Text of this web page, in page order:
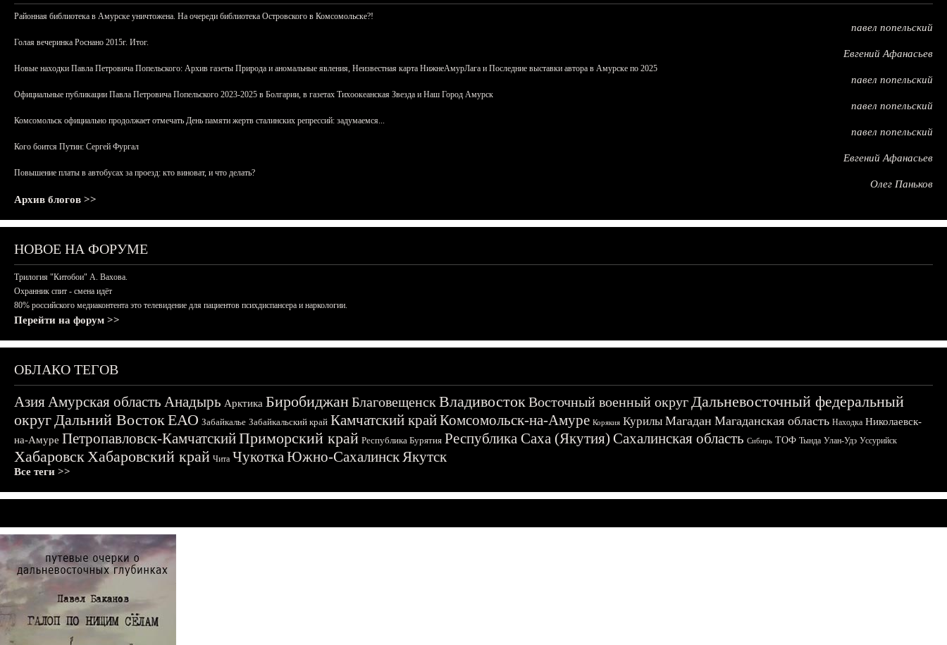
Районная библиотека в Амурске уничтожена. На очереди библиотека Островского в Комсомольске?!
павел попельский
Голая вечеринка Роснано 2015г. Итог.
Евгений Афанасьев
Новые находки Павла Петровича Попельского: Архив газеты Природа и аномальные явления, Неизвестная карта НижнеАмурЛага и Последние выставки автора в Амурске по 2025
павел попельский
Официальные публикации Павла Петровича Попельского 2023-2025 в Болгарии, в газетах Тихоокеанская Звезда и Наш Город Амурск
павел попельский
Комсомольск официально продолжает отмечать День памяти жертв сталинских репрессий: задумаемся...
павел попельский
Кого боится Путин: Сергей Фургал
Евгений Афанасьев
Повышение платы в автобусах за проезд: кто виноват, и что делать?
Олег Паньков
Архив блогов >>
НОВОЕ НА ФОРУМЕ
Трилогия "Китобои" А. Вахова.
Охранник спит - смена идёт
80% российского медиаконтента это телевидение для пациентов психдиспансера и наркологии.
Перейти на форум >>
ОБЛАКО ТЕГОВ
АзияАмурская область Анадырь Арктика БиробиджанБлаговещенскВладивостокВосточный военный округДальневосточный федеральный
округДальний ВостокЕАО Забайкалье Забайкальский край Камчатский крайКомсомольск-на-Амуре Корякия Курилы Магадан Магаданская область Находка Николаевск-
на-Амуре Петропавловск-КамчатскийПриморский край Республика Бурятия Республика Саха (Якутия) Сахалинская область Сибирь ТОФ Тында Улан-Удэ Уссурийск
ХабаровскХабаровский край Чита ЧукоткаЮжно-СахалинскЯкутск
Все теги >>